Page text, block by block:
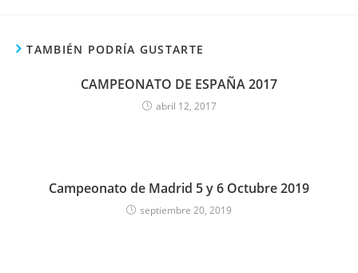
TAMBIÉN PODRÍA GUSTARTE
CAMPEONATO DE ESPAÑA 2017
abril 12, 2017
Campeonato de Madrid 5 y 6 Octubre 2019
septiembre 20, 2019